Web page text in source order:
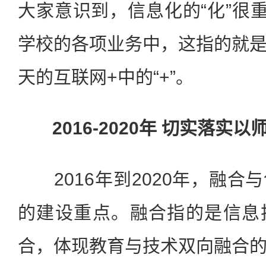
大家意识到，信息化的“化”很
学校的各项业务中，这指的就
天的互联网+中的“+”。
2016-2020年 切实落实以
2016年到2020年，融合与
的建设重点。融合指的是信
合，体现教育与技术双向融合